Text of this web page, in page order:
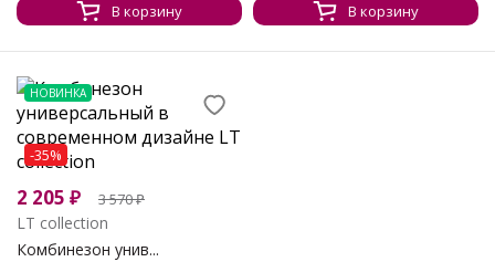
В корзину
В корзину
НОВИНКА
-35%
2 205 ₽ 3 570₽
LT collection
Комбинезон унив...